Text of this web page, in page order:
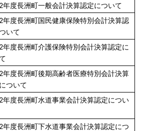
年度長洲町一般会計決算認定について
年度長洲町国民健康保険特別会計決算認
いて
年度長洲町介護保険特別会計決算認定に
年度長洲町後期高齢者医療特別会計決算
ついて
年度長洲町水道事業会計決算認定につい
年度長洲町下水道事業会計決算認定につ